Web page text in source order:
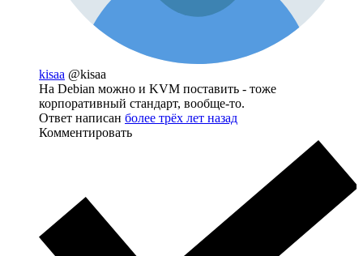
kisaa @kisaa
На Debian можно и KVM поставить - тоже
корпоративный стандарт, вообще-то.
Ответ написан более трёх лет назад
Комментировать